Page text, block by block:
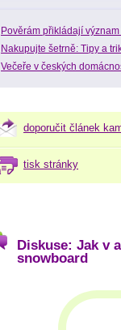
Pověrám přikládají
Nakupujte šetrně: Tipy a
Večeře v českých
doporučit článek
tisk stránky
Diskuse: Jak v
snowboard